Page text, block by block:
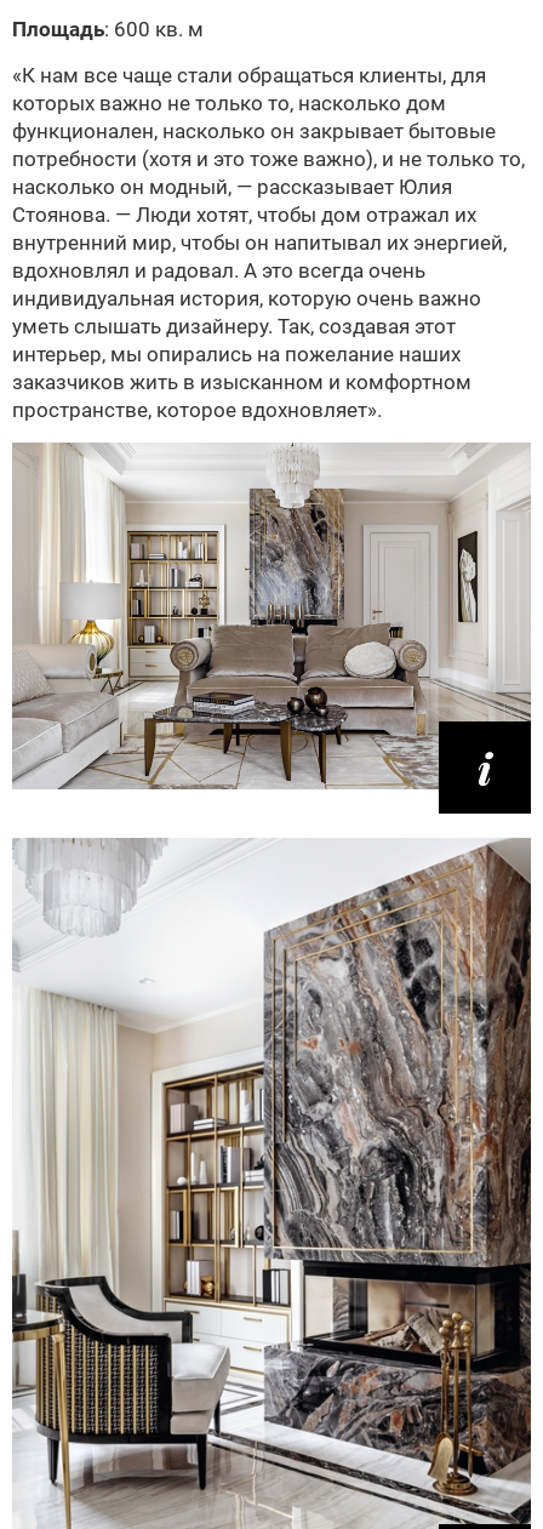
Площадь: 600 кв. м
«К нам все чаще стали обращаться клиенты, для
которых важно не только то, насколько дом
функционален, насколько он закрывает бытовые
потребности (хотя и это тоже важно), и не только то,
насколько он модный, — рассказывает Юлия
Стоянова. — Люди хотят, чтобы дом отражал их
внутренний мир, чтобы он напитывал их энергией,
вдохновлял и радовал. А это всегда очень
индивидуальная история, которую очень важно
уметь слышать дизайнеру. Так, создавая этот
интерьер, мы опирались на пожелание наших
заказчиков жить в изысканном и комфортном
пространстве, которое вдохновляет».